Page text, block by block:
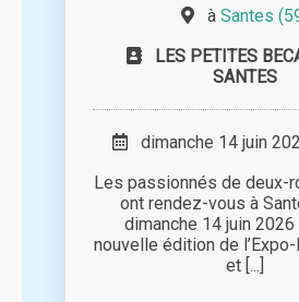
à Santes
LES PETITES
SANTES
dimanche 14 juin
Les passionnés de deux-
ont rendez-vous à
dimanche 14 juin 2026
nouvelle édition de l’Expo-
et [...]